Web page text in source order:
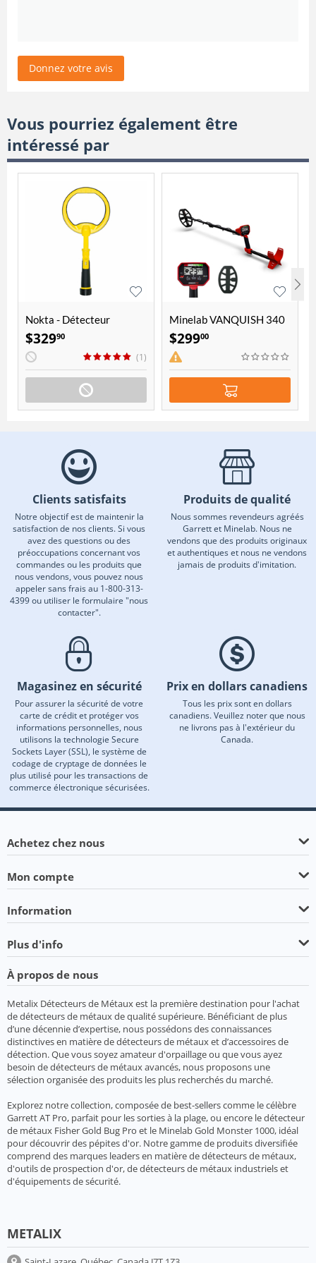
Donnez votre avis
Vous pourriez également être
intéressé par
Nokta - Détecteur
PulseDive avec disque de
8" - Jaune
$32990
(1)
Minelab VANQUISH 340
$29900
Clients satisfaits
Notre objectif est de maintenir la
satisfaction de nos clients. Si vous
avez des questions ou des
préoccupations concernant vos
commandes ou les produits que
nous vendons, vous pouvez nous
appeler sans frais au 1-800-313-
4399 ou utiliser le formulaire "nous
contacter".
Produits de qualité
Nous sommes revendeurs agréés
Garrett et Minelab. Nous ne
vendons que des produits originaux
et authentiques et nous ne vendons
jamais de produits d'imitation.
Magasinez en sécurité
Pour assurer la sécurité de votre
carte de crédit et protéger vos
informations personnelles, nous
utilisons la technologie Secure
Sockets Layer (SSL), le système de
codage de cryptage de données le
plus utilisé pour les transactions de
commerce électronique sécurisées.
Prix en dollars canadiens
Tous les prix sont en dollars
canadiens. Veuillez noter que nous
ne livrons pas à l'extérieur du
Canada.
Achetez chez nous
Mon compte
Information
Plus d'info
À propos de nous
Metalix Détecteurs de Métaux est la première destination pour l'achat
de détecteurs de métaux de qualité supérieure. Bénéficiant de plus
d’une décennie d’expertise, nous possédons des connaissances
distinctives en matière de détecteurs de métaux et d’accessoires de
détection. Que vous soyez amateur d'orpaillage ou que vous ayez
besoin de détecteurs de métaux avancés, nous proposons une
sélection organisée des produits les plus recherchés du marché.
Explorez notre collection, composée de best-sellers comme le célèbre
Garrett AT Pro, parfait pour les sorties à la plage, ou encore le détecteur
de métaux Fisher Gold Bug Pro et le Minelab Gold Monster 1000, idéal
pour découvrir des pépites d'or. Notre gamme de produits diversifiée
comprend des marques leaders en matière de détecteurs de métaux,
d'outils de prospection d'or, de détecteurs de métaux industriels et
d'équipements de sécurité.
METALIX